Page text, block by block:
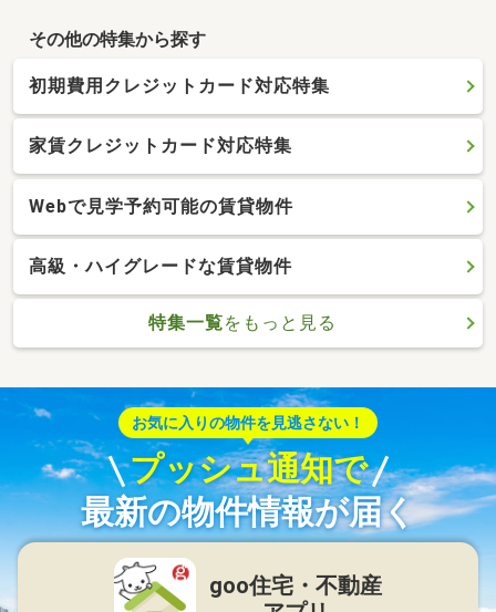
その他の特集から探す
初期費用クレジットカード対応特集
家賃クレジットカード対応特集
Webで見学予約可能の賃貸物件
高級・ハイグレードな賃貸物件
特集一覧をもっと見る
お気に入りの物件を見逃さない！
プッシュ通知で
最新の物件情報が届く
goo住宅・不動産